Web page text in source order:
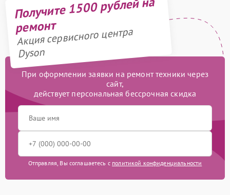
Получите 1500 рублей на
ремонт
Акция сервисного центра
Dyson
При оформлении заявки на ремонт техники через
сайт,
действует персональная бессрочная скидка
Отправляя, Вы соглашаетесь с политикой конфиденциальности